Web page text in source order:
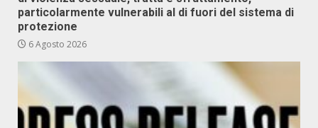
particolarmente vulnerabili al di fuori del sistema di
protezione
6 Agosto 2026